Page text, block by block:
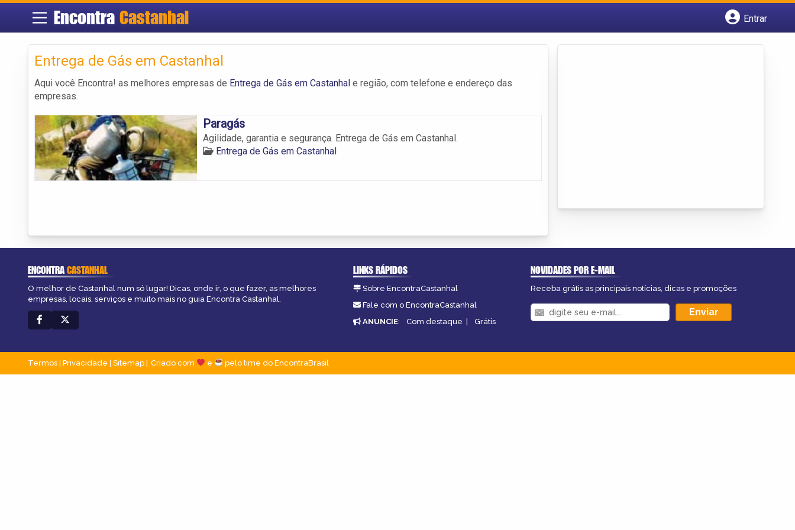
Encontra Castanhal
Entrar
Entrega de Gás em Castanhal
Aqui você Encontra! as melhores empresas de Entrega de Gás em Castanhal e região, com telefone e endereço das
empresas.
Paragás
Agilidade, garantia e segurança. Entrega de Gás em Castanhal.
Entrega de Gás em Castanhal
ENCONTRACASTANHAL
O melhor de Castanhal num só lugar! Dicas, onde ir, o que fazer, as melhores
empresas, locais, serviços e muito mais no guia Encontra Castanhal.
LINKS RÁPIDOS
Sobre EncontraCastanhal
Fale com o EncontraCastanhal
ANUNCIE: Com destaque | Grátis
NOVIDADES POR E-MAIL
Receba grátis as principais notícias, dicas e promoções
Termos Privacidade Sitemap Criado com e pelo time do EncontraBrasil